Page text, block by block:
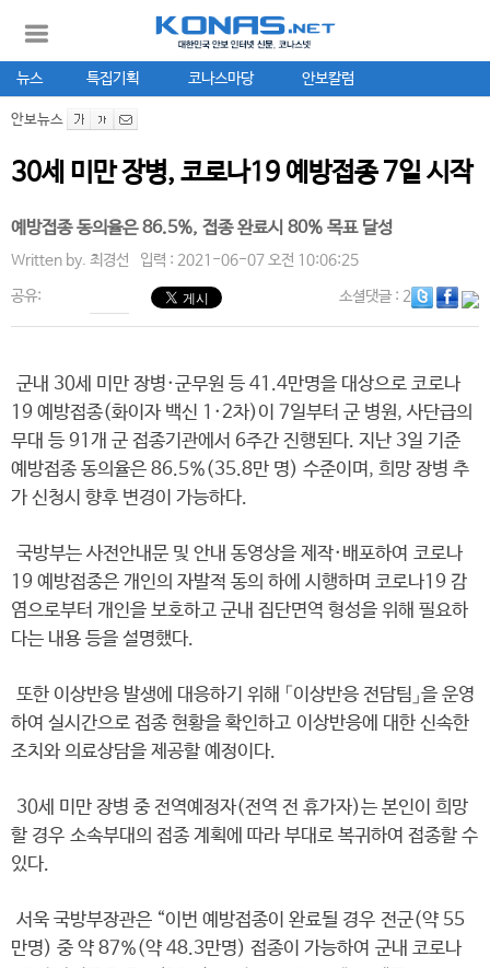
뉴스 특집기획 코나스마당 안보칼럼
안보뉴스
30세 미만 장병, 코로나19 예방접종 7일 시작
예방접종 동의율은 86.5%, 접종 완료시 80% 목표 달성
Written by. 최경선 입력 : 2021-06-07 오전 10:06:25
공유: 소셜댓글: 2
군내 30세 미만 장병·군무원 등 41.4만명을 대상으로 코로나
19 예방접종(화이자 백신 1·2차)이 7일부터 군 병원, 사단급의
무대 등 91개 군 접종기관에서 6주간 진행된다. 지난 3일 기준
예방접종 동의율은 86.5%(35.8만 명) 수준이며, 희망 장병 추
가 신청시 향후 변경이 가능하다.
국방부는 사전안내문 및 안내 동영상을 제작·배포하여 코로나
19 예방접종은 개인의 자발적 동의 하에 시행하며 코로나19 감
염으로부터 개인을 보호하고 군내 집단면역 형성을 위해 필요하
다는 내용 등을 설명했다.
또한 이상반응 발생에 대응하기 위해 「이상반응 전담팀」을 운영
하여 실시간으로 접종 현황을 확인하고 이상반응에 대한 신속한
조치와 의료상담을 제공할 예정이다.
30세 미만 장병 중 전역예정자(전역 전 휴가자)는 본인이 희망
할 경우 소속부대의 접종 계획에 따라 부대로 복귀하여 접종할 수
있다.
서욱 국방부장관은 “이번 예방접종이 완료될 경우 전군(약 55
만명) 중 약 87%(약 48.3만명) 접종이 가능하여 군내 코로나